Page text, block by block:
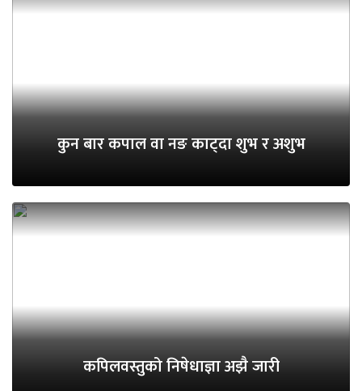
कुन बार कपाल वा नङ काट्दा शुभ र अशुभ
कपिलवस्तुको निषेधाज्ञा अझै जारी